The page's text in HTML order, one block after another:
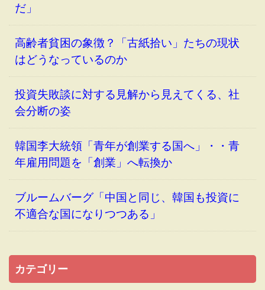
だ」
高齢者貧困の象徴？「古紙拾い」たちの現状
はどうなっているのか
投資失敗談に対する見解から見えてくる、社
会分断の姿
韓国李大統領「青年が創業する国へ」・・青
年雇用問題を「創業」へ転換か
ブルームバーグ「中国と同じ、韓国も投資に
不適合な国になりつつある」
カテゴリー